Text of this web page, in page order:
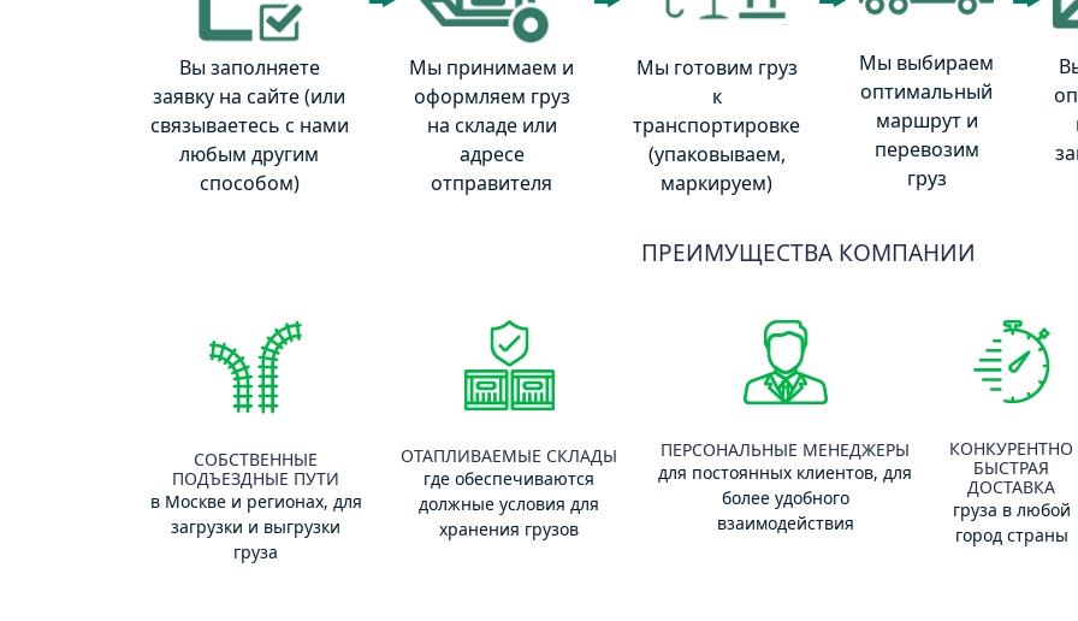
Вы заполняете
заявку на сайте (или
связываетесь с нами
любым другим
способом)
Мы принимаем и
оформляем груз
на складе или
адресе
отправителя
Мы готовим груз
к
транспортировке
(упаковываем,
маркируем)
Мы выбираем
оптимальный
маршрут и
перевозим
груз
ПРЕИМУЩЕСТВА КОМПАНИИ
СОБСТВЕННЫЕ
ПОДЪЕЗДНЫЕ ПУТИ
в Москве и регионах, для
загрузки и выгрузки
груза
ОТАПЛИВАЕМЫЕ СКЛАДЫ
где обеспечиваются
должные условия для
хранения грузов
ПЕРСОНАЛЬНЫЕ МЕНЕДЖЕРЫ
для постоянных клиентов, для
более удобного
взаимодействия
КОНКУРЕНТНО
БЫСТРАЯ
ДОСТАВКА
груза в любой
город страны